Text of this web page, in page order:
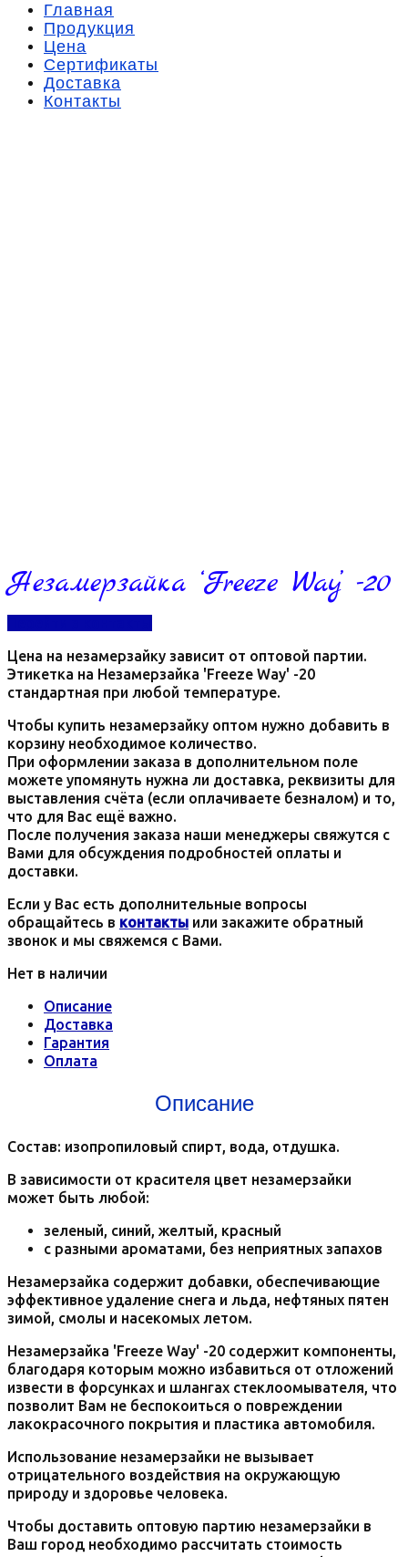
Главная
Продукция
Цена
Сертификаты
Доставка
Контакты
Незамерзайка ‘Freeze Way’ -20
Цена на незамерзайку зависит от оптовой партии.
Этикетка на Незамерзайка 'Freeze Way' -20
стандартная при любой температуре.
Чтобы купить незамерзайку оптом нужно добавить в
корзину необходимое количество.
При оформлении заказа в дополнительном поле
можете упомянуть нужна ли доставка, реквизиты для
выставления счёта (если оплачиваете безналом) и то,
что для Вас ещё важно.
После получения заказа наши менеджеры свяжутся с
Вами для обсуждения подробностей оплаты и
доставки.
Если у Вас есть дополнительные вопросы
обращайтесь в контакты или закажите обратный
звонок и мы свяжемся с Вами.
Нет в наличии
Описание
Доставка
Гарантия
Оплата
Описание
Состав: изопропиловый спирт, вода, отдушка.
В зависимости от красителя цвет незамерзайки
может быть любой:
зеленый, синий, желтый, красный
с разными ароматами, без неприятных запахов
Незамерзайка содержит добавки, обеспечивающие
эффективное удаление снега и льда, нефтяных пятен
зимой, смолы и насекомых летом.
Незамерзайка 'Freeze Way' -20 содержит компоненты,
благодаря которым можно избавиться от отложений
извести в форсунках и шлангах стеклоомывателя, что
позволит Вам не беспокоиться о повреждении
лакокрасочного покрытия и пластика автомобиля.
Использование незамерзайки не вызывает
отрицательного воздействия на окружающую
природу и здоровье человека.
Чтобы доставить оптовую партию незамерзайки в
Ваш город необходимо рассчитать стоимость